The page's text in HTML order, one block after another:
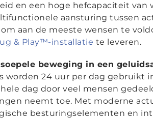
en een hoge hefcapaciteit van
aansturing tussen
om aan de meeste wensen te
& Play™-installatie te leveren.
beweging in een
worden 24 uur per dag gebruikt
dag door veel mensen
neemt toe. Met moderne
besturingselementen en